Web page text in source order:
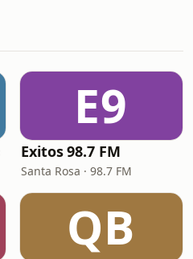
E9
Exitos 98.7 FM
Santa Rosa · 98.7 FM
QB